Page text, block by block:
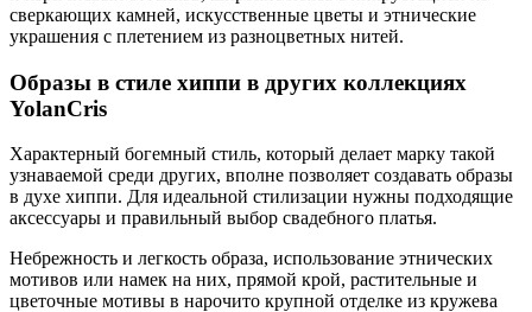
сверкающих камней, искусственные цветы и этнические
украшения с плетением из разноцветных нитей.
Образы в стиле хиппи в других коллекциях
YolanCris
Характерный богемный стиль, который делает марку такой
узнаваемой среди других, вполне позволяет создавать образы
в духе хиппи. Для идеальной стилизации нужны подходящие
аксессуары и правильный выбор свадебного платья.
Небрежность и легкость образа, использование этнических
мотивов или намек на них, прямой крой, растительные и
цветочные мотивы в нарочито крупной отделке из кружева